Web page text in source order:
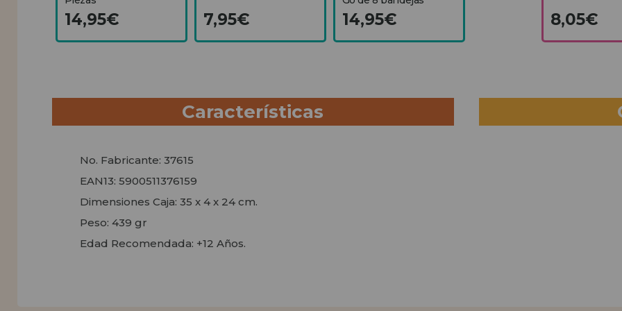
14,95€ 7,95€ 14,95€ 8,05€
Características
No. Fabricante: 37615
EAN13: 5900511376159
Dimensiones Caja: 35 x 4 x 24 cm.
Peso: 439 gr
Edad Recomendada: +12 Años.